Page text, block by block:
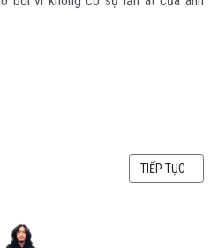
CHÍ 2018 BÀI VIẾT KẾ
TIẾP TỤC